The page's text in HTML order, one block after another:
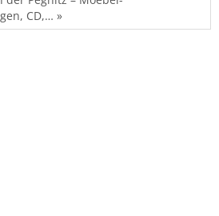
CD,… »